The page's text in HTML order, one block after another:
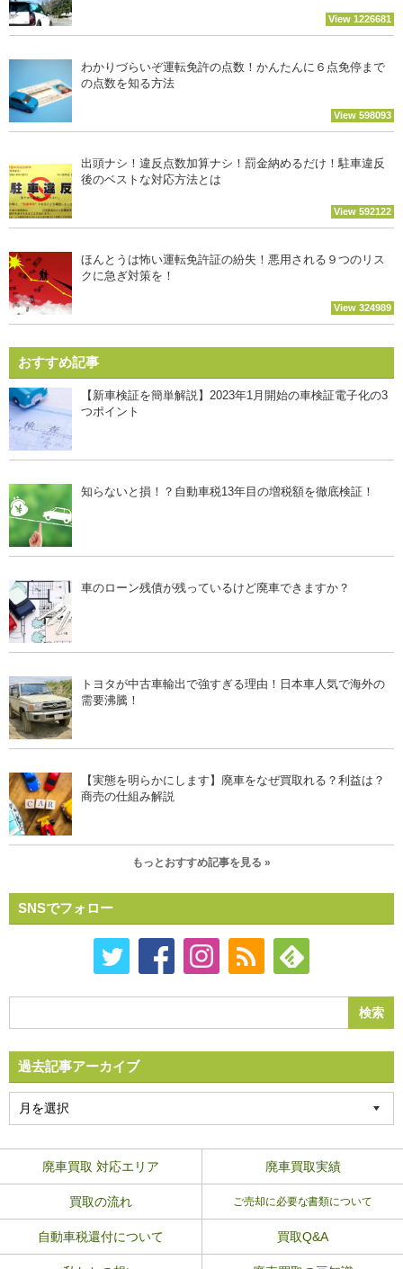
View 1226681
わかりづらいぞ運転免許の点数！かんたんに６点免停まで
の点数を知る方法
View 598093
出頭ナシ！違反点数加算ナシ！罰金納めるだけ！駐車違反
後のベストな対応方法とは
View 592122
ほんとうは怖い運転免許証の紛失！悪用される９つのリス
クに急ぎ対策を！
View 324989
おすすめ記事
【新車検証を簡単解説】2023年1月開始の車検証電子化の3
つポイント
知らないと損！？自動車税13年目の増税額を徹底検証！
車のローン残債が残っているけど廃車できますか？
トヨタが中古車輸出で強すぎる理由！日本車人気で海外の
需要沸騰！
【実態を明らかにします】廃車をなぜ買取れる？利益は？
商売の仕組み解説
もっとおすすめ記事を見る »
SNSでフォロー
過去記事アーカイブ
廃車買取 対応エリア 廃車買取実績
買取の流れ ご売却に必要な書類について
自動車税還付について 買取Q&A